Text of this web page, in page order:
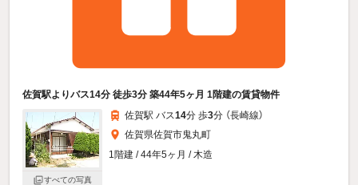
佐賀駅よりバス14分 徒歩3分 築44年5ヶ月 1階建の賃貸物件
すべての写真
佐賀駅 バス14分 歩3分 （長崎線）
佐賀県佐賀市鬼丸町
1階建 / 44年5ヶ月 / 木造